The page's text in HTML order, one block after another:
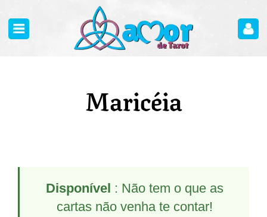
Maricéia
Disponível : Não tem o que as
cartas não venha te contar!